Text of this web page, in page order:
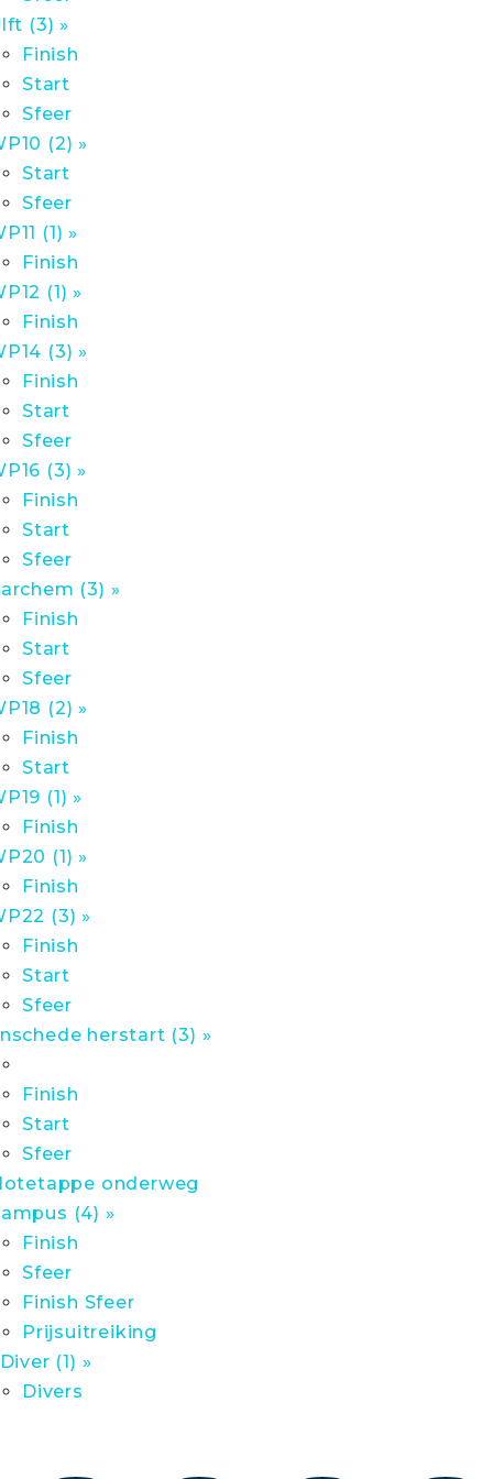
(3) »
Finish
Start
Sfeer
(2) »
Start
Sfeer
(1) »
Finish
(1) »
Finish
(3) »
Finish
Start
Sfeer
(3) »
Finish
Start
Sfeer
(3) »
Finish
Start
Sfeer
(2) »
Finish
Start
(1) »
Finish
(1) »
Finish
(3) »
Finish
Start
Sfeer
herstart (3) »
Finish
Start
Sfeer
onderweg
(4) »
Finish
Sfeer
Finish Sfeer
Prijsuitreiking
(1) »
Divers